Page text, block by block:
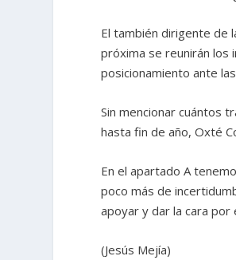
El también dirigente de
próxima se reunirán los
posicionamiento ante
Sin mencionar cuántos
hasta fin de año, Oxté
En el apartado A
poco más de
apoyar y dar la cara por
(Jesús Mejía)